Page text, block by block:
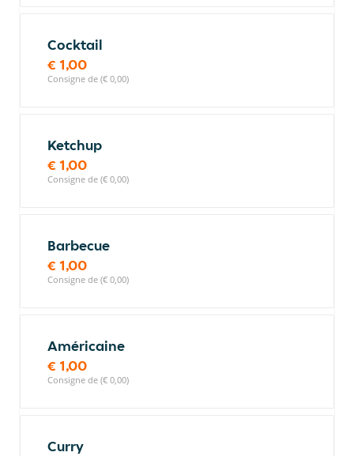
Cocktail
€ 1,00
Consigne de (€ 0,00)
Ketchup
€ 1,00
Consigne de (€ 0,00)
Barbecue
€ 1,00
Consigne de (€ 0,00)
Américaine
€ 1,00
Consigne de (€ 0,00)
Curry